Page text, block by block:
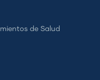
de Salud